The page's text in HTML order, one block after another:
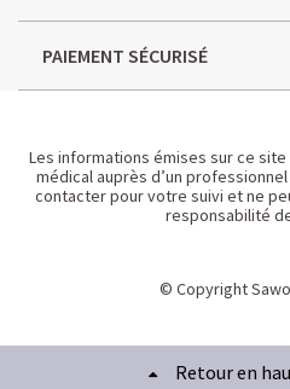
PAIEMENT SÉCURISÉ
Les informations émises sur ce
médical auprès d’un
contacter pour votre suivi et ne
responsabilité de
© Copyright
Retour en